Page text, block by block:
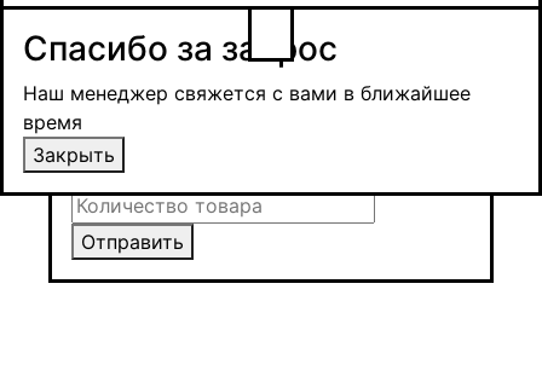
Заказ товара
Уведомить о поступлении
Спасибо за заявку
Наш менеджер свяжется с вами в ближайшее
время и обсудит сроки поставки и условия
оплаты
Закрыть
Получить оптовую цену
Отправить
Спасибо за запрос
Наш менеджер свяжется с вами в ближайшее
время
Закрыть